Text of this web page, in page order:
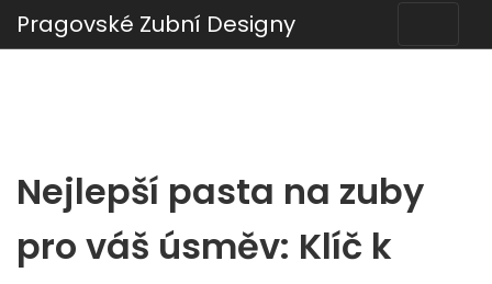
Pragovské Zubní Designy
Nejlepší pasta na zuby
pro váš úsměv: Klíč k